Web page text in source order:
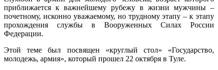
приближается к важнейшему рубежу в жизни мужчины –
почетному, исконно уважаемому, но трудному этапу – к этапу
прохождения службы в Вооруженных Силах России
Федерации.
Этой теме был посвящен «круглый стол» «Государство,
молодежь, армия», который прошел 22 октября в Туле.